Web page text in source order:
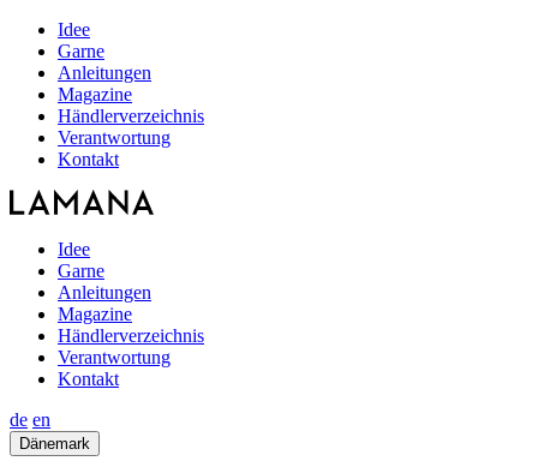
Idee
Garne
Anleitungen
Magazine
Händlerverzeichnis
Verantwortung
Kontakt
Idee
Garne
Anleitungen
Magazine
Händlerverzeichnis
Verantwortung
Kontakt
de en
Dänemark